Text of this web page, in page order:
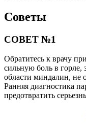
Советы
СОВЕТ №1
Обратитесь к врачу
сильную боль в горле,
области миндалин, не
Ранняя диагностика
предотвратить